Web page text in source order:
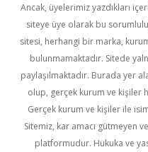
Ancak, üyelerimiz yazdıkları
siteye üye olarak bu
sitesi, herhangi bir marka,
bulunmamaktadır. Sitede
paylaşılmaktadır. Burada yer
olup, gerçek kurum ve kişiler
Gerçek kurum ve kişiler ile
Sitemiz, kar amacı gütmeyen
platformudur. Hukuka ve